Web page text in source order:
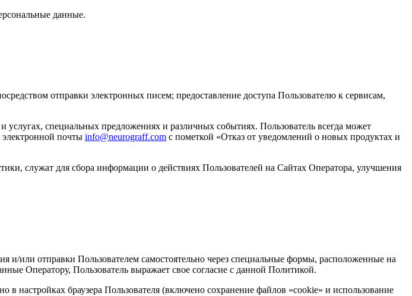
данные.
отправки электронных писем; предоставление доступа Пользователю к сервисам,
специальных предложениях и различных событиях. Пользователь всегда может
почты info@neurograff.com с пометкой «Отказ от уведомлений о новых продуктах и
служат для сбора информации о действиях Пользователей на Сайтах Оператора, улучшения
и/или отправки Пользователем самостоятельно через специальные формы, расположенные на
Оператору, Пользователь выражает свое согласие с данной Политикой.
настройках браузера Пользователя (включено сохранение файлов «cookie» и использование